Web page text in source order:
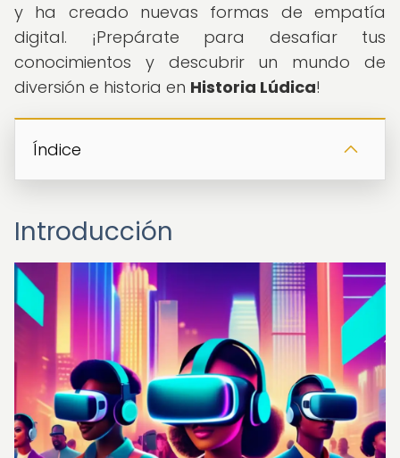
y ha creado nuevas formas de empatía
digital. ¡Prepárate para desafiar tus
conocimientos y descubrir un mundo de
diversión e historia en Historia Lúdica!
Índice
Introducción